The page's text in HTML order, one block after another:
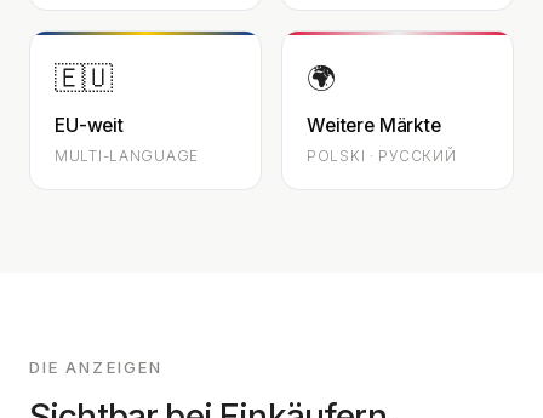
🇪🇺
EU-weit
MULTI-LANGUAGE
🌍
Weitere Märkte
POLSKI · РУССКИЙ
DIE ANZEIGEN